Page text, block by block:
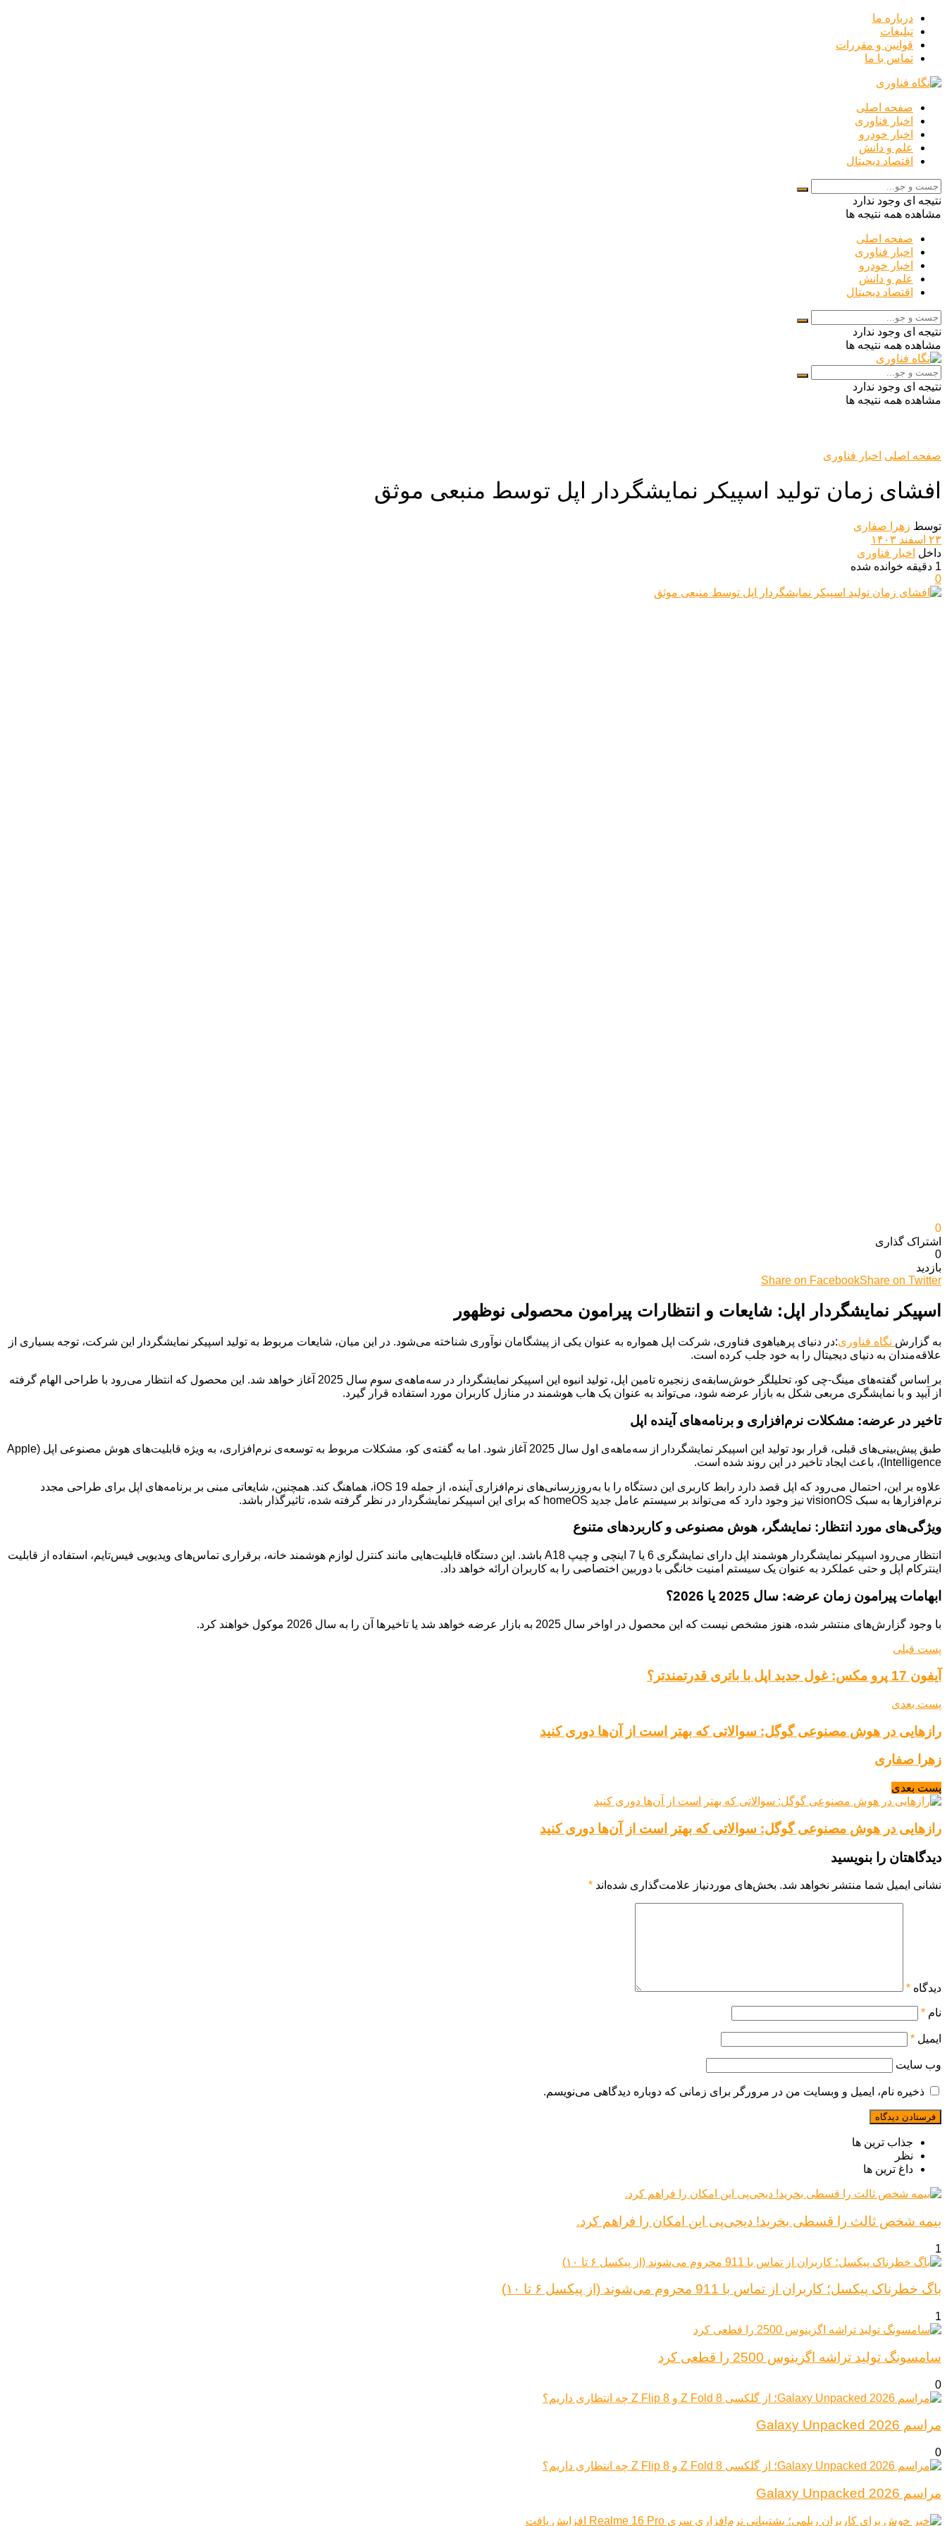
درباره ما
تبلیغات
قوانین و مقررات
تماس با ما
صفحه اصلی
اخبار فناوری
اخبار خودرو
علم و دانش
اقتصاد دیجیتال
نتیجه ای وجود ندارد
مشاهده همه نتیجه ها
صفحه اصلی
اخبار فناوری
اخبار خودرو
علم و دانش
اقتصاد دیجیتال
نتیجه ای وجود ندارد
مشاهده همه نتیجه ها
نتیجه ای وجود ندارد
مشاهده همه نتیجه ها
صفحه اصلی اخبار فناوری
افشای زمان تولید اسپیکر نمایشگردار اپل توسط منبعی موثق
توسط زهرا صفاری
۲۳ اسفند ۱۴۰۳
داخل اخبار فناوری
1 دقیقه خوانده شده
0
0
اشتراک گذاری‌
0
بازدید
Share on FacebookShare on Twitter
اسپیکر نمایشگردار اپل: شایعات و انتظارات پیرامون محصولی نوظهور
به گزارش نگاه فناوری:در دنیای پرهیاهوی فناوری، شرکت اپل همواره به عنوان یکی از پیشگامان نوآوری شناخته می‌شود. در این میان، شایعات مربوط به تولید اسپیکر نمایشگردار این شرکت، توجه بسیاری از
علاقه‌مندان به دنیای دیجیتال را به خود جلب کرده است.
بر اساس گفته‌های مینگ-چی کو، تحلیلگر خوش‌سابقه‌ی زنجیره تامین اپل، تولید انبوه این اسپیکر نمایشگردار در سه‌ماهه‌ی سوم سال 2025 آغاز خواهد شد. این محصول که انتظار می‌رود با طراحی الهام گرفته
از آیپد و با نمایشگری مربعی شکل به بازار عرضه شود، می‌تواند به عنوان یک هاب هوشمند در منازل کاربران مورد استفاده قرار گیرد.
تاخیر در عرضه: مشکلات نرم‌افزاری و برنامه‌های آینده اپل
طبق پیش‌بینی‌های قبلی، قرار بود تولید این اسپیکر نمایشگردار از سه‌ماهه‌ی اول سال 2025 آغاز شود. اما به گفته‌ی کو، مشکلات مربوط به توسعه‌ی نرم‌افزاری، به ویژه قابلیت‌های هوش مصنوعی اپل (Apple
Intelligence)، باعث ایجاد تاخیر در این روند شده است.
علاوه بر این، احتمال می‌رود که اپل قصد دارد رابط کاربری این دستگاه را با به‌روزرسانی‌های نرم‌افزاری آینده، از جمله iOS 19، هماهنگ کند. همچنین، شایعاتی مبنی بر برنامه‌های اپل برای طراحی مجدد
نرم‌افزارها به سبک visionOS نیز وجود دارد که می‌تواند بر سیستم عامل جدید homeOS که برای این اسپیکر نمایشگردار در نظر گرفته شده، تاثیرگذار باشد.
ویژگی‌های مورد انتظار: نمایشگر، هوش مصنوعی و کاربردهای متنوع
انتظار می‌رود اسپیکر نمایشگردار هوشمند اپل دارای نمایشگری 6 یا 7 اینچی و چیپ A18 باشد. این دستگاه قابلیت‌هایی مانند کنترل لوازم هوشمند خانه، برقراری تماس‌های ویدیویی فیس‌تایم، استفاده از قابلیت
اینترکام اپل و حتی عملکرد به عنوان یک سیستم امنیت خانگی با دوربین اختصاصی را به کاربران ارائه خواهد داد.
ابهامات پیرامون زمان عرضه: سال 2025 یا 2026؟
با وجود گزارش‌های منتشر شده، هنوز مشخص نیست که این محصول در اواخر سال 2025 به بازار عرضه خواهد شد یا تاخیرها آن را به سال 2026 موکول خواهند کرد.
پست قبلی
آیفون 17 پرو مکس: غول جدید اپل با باتری قدرتمندتر؟
پست بعدی
رازهایی در هوش مصنوعی گوگل: سوالاتی که بهتر است از آن‌ها دوری کنید
زهرا صفاری
پست بعدی
رازهایی در هوش مصنوعی گوگل: سوالاتی که بهتر است از آن‌ها دوری کنید
دیدگاهتان را بنویسید
نشانی ایمیل شما منتشر نخواهد شد. بخش‌های موردنیاز علامت‌گذاری شده‌اند *
دیدگاه *
نام *
ایمیل *
وب‌ سایت
ذخیره نام، ایمیل و وبسایت من در مرورگر برای زمانی که دوباره دیدگاهی می‌نویسم.
جذاب ترین ها
نظر
داغ ترین ها
بیمه شخص ثالث را قسطی بخرید! دیجی‌پی این امکان را فراهم کرد.
1
باگ خطرناک پیکسل؛ کاربران از تماس با 911 محروم می‌شوند (از پیکسل ۶ تا ۱۰)
1
سامسونگ تولید تراشه اگزینوس 2500 را قطعی کرد
0
مراسم Galaxy Unpacked 2026
0
مراسم Galaxy Unpacked 2026